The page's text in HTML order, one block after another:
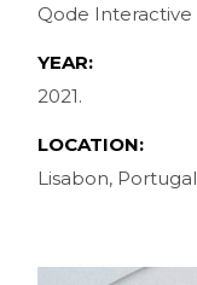
Qode Interactive
YEAR:
2021.
LOCATION:
Lisabon, Portugal